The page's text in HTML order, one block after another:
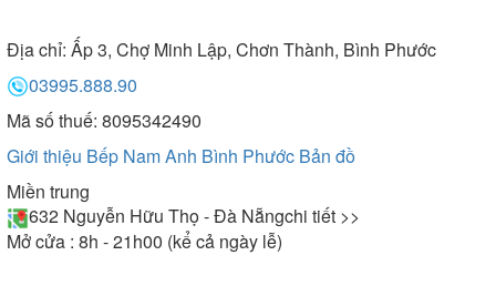
Địa chỉ: Ấp 3, Chợ Minh Lập, Chơn Thành, Bình Phước
03995.888.90
Mã số thuế: 8095342490
Giới thiệu Bếp Nam Anh Bình Phước Bản đồ
Miền trung
632 Nguyễn Hữu Thọ - Đà Nẵngchi tiết >>
Mở cửa : 8h - 21h00 (kể cả ngày lễ)